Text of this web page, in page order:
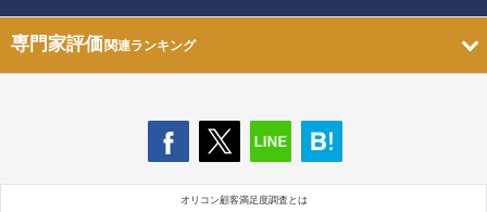
専門家評価関連ランキング
オリコン顧客満足度調査とは